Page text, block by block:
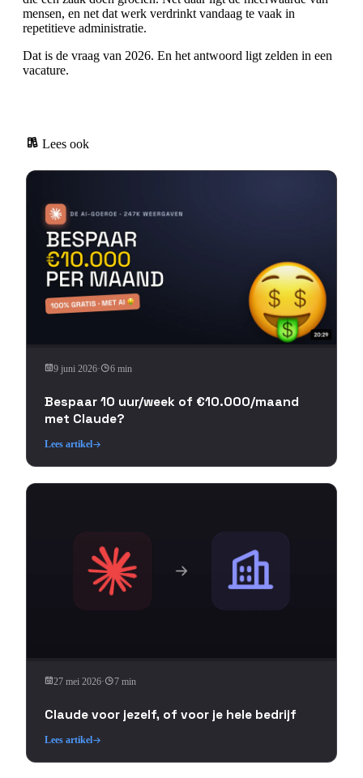
mensen, en net dat werk verdrinkt vandaag te vaak in
repetitieve administratie.
Dat is de vraag van 2026. En het antwoord ligt zelden in een
vacature.
Lees ook
9 juni 2026· 6 min
Bespaar 10 uur/week of €10.000/maand
met Claude?
Lees artikel
27 mei 2026· 7 min
Claude voor jezelf, of voor je hele bedrijf
Lees artikel